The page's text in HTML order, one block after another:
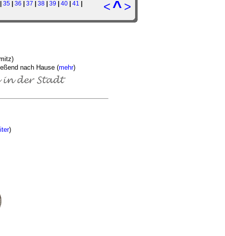
| 35 | 36 | 37 | 38 | 39 | 40 | 41 |
<^ >
nach Hause (mehr)
)